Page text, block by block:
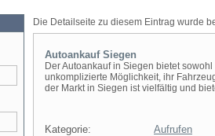
Die Detailseite zu diesem Eintrag wurde
Autoankauf Siegen
Der Autoankauf in Siegen bietet
unkomplizierte Möglichkeit, ihr
der Markt in Siegen ist vielfältig und
Kategorie:
Aufrufen